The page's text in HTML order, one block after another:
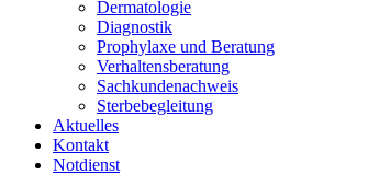
Dermatologie
Diagnostik
Prophylaxe und Beratung
Verhaltensberatung
Sachkundenachweis
Sterbebegleitung
Aktuelles
Kontakt
Notdienst